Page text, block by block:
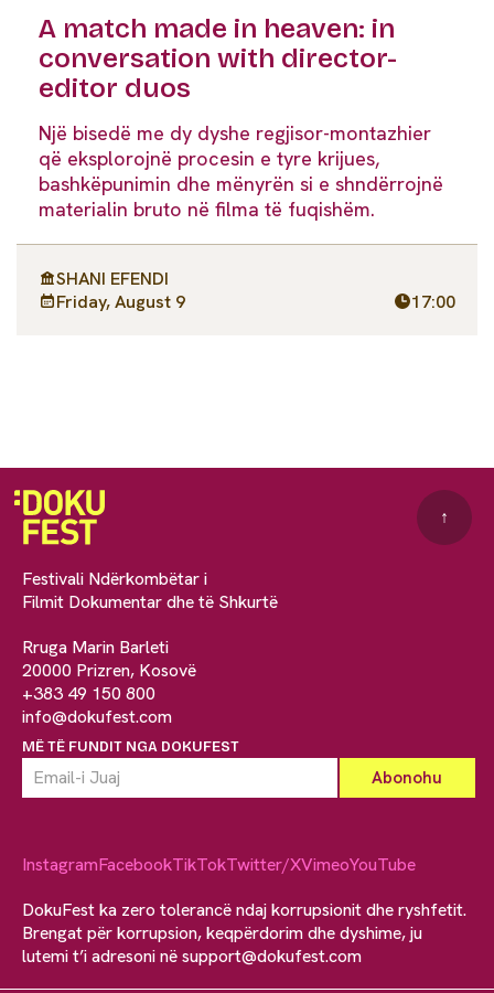
A match made in heaven: in
conversation with director-
editor duos
Një bisedë me dy dyshe regjisor-montazhier
që eksplorojnë procesin e tyre krijues,
bashkëpunimin dhe mënyrën si e shndërrojnë
materialin bruto në filma të fuqishëm.
SHANI EFENDI
Friday, August 9
17:00
Festivali Ndërkombëtar i
Filmit Dokumentar dhe të Shkurtë
Rruga Marin Barleti
20000 Prizren, Kosovë
+383 49 150 800
info@dokufest.com
MË TË FUNDIT NGA DOKUFEST
↑
InstagramFacebookTikTokTwitter/XVimeoYouTube
DokuFest ka zero tolerancë ndaj korrupsionit dhe ryshfetit.
Brengat për korrupsion, keqpërdorim dhe dyshime, ju
lutemi t’i adresoni nësupport@dokufest.com